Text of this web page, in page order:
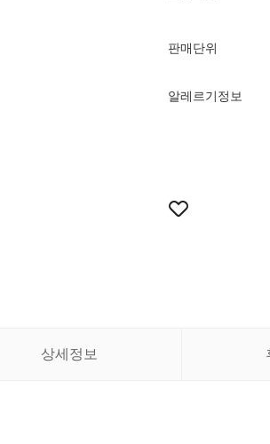
판매단위
알레르기정보
상세정보